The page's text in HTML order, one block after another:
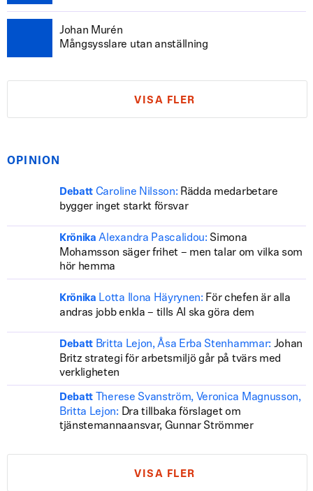
Johan Murén
Mångsysslare utan anställning
VISA FLER
OPINION
Debatt Caroline Nilsson: Rädda medarbetare
bygger inget starkt försvar
Krönika Alexandra Pascalidou: Simona
Mohamsson säger frihet – men talar om vilka som
hör hemma
Krönika Lotta Ilona Häyrynen: För chefen är alla
andras jobb enkla – tills AI ska göra dem
Debatt Britta Lejon, Åsa Erba Stenhammar: Johan
Britz strategi för arbetsmiljö går på tvärs med
verkligheten
Debatt
Therese Svanström, Veronica Magnusson,
Britta Lejon: Dra tillbaka förslaget om
tjänstemannaansvar, Gunnar Strömmer
VISA FLER